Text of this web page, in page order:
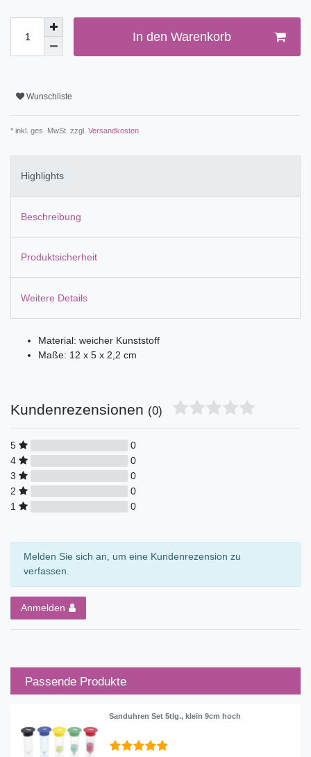
In den Warenkorb
Wunschliste
* inkl. ges. MwSt. zzgl. Versandkosten
Highlights
Beschreibung
Produktsicherheit
Weitere Details
Material: weicher Kunststoff
Maße: 12 x 5 x 2,2 cm
Kundenrezensionen (0)
5
0
4
0
3
0
2
0
1
0
Melden Sie sich an, um eine Kundenrezension zu
verfassen.
Anmelden
Passende Produkte
Sanduhren Set 5tlg., klein 9cm hoch